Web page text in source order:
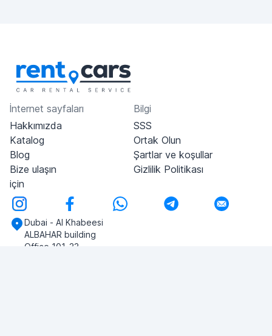
İnternet sayfaları
Hakkımızda
Katalog
Blog
Bize ulaşın
için
Bilgi
SSS
Ortak Olun
Şartlar ve koşullar
Gizlilik Politikası
Dubai - Al Khabeesi
ALBAHAR building
Office 101-33